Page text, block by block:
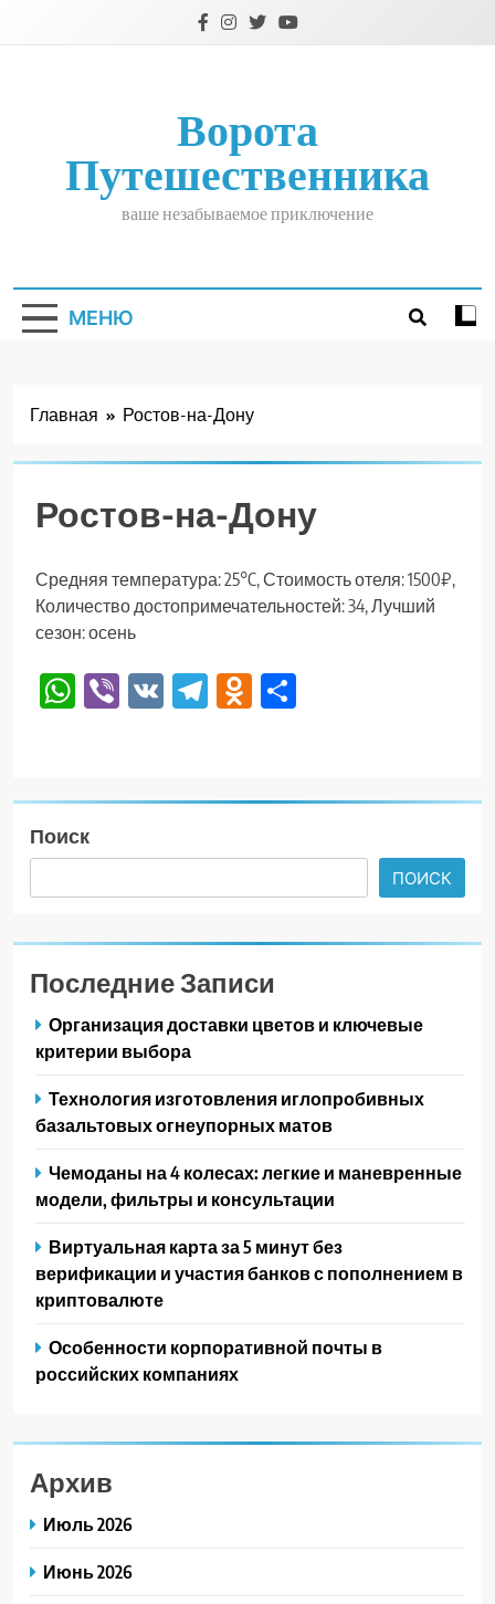
Ворота
Путешественника
ваше незабываемое приключение
МЕНЮ
Главная Ростов-на-Дону
Ростов-на-Дону
Средняя температура: 25°C, Стоимость отеля: 1500₽,
Количество достопримечательностей: 34, Лучший
сезон: осень
WhatsApp
Viber
VK TelegramOdnoklassniki
Поиск
ПОИСК
Последние Записи
Организация доставки цветов и ключевые
критерии выбора
Технология изготовления иглопробивных
базальтовых огнеупорных матов
Чемоданы на 4 колесах: легкие и маневренные
модели, фильтры и консультации
Виртуальная карта за 5 минут без
верификации и участия банков с пополнением в
криптовалюте
Особенности корпоративной почты в
российских компаниях
Архив
Июль 2026
Июнь 2026